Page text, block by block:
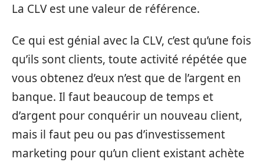
La CLV est une valeur de référence.
Ce qui est génial avec la CLV, c’est qu’une fois
qu’ils sont clients, toute activité répétée que
vous obtenez d’eux n’est que de l’argent en
banque. Il faut beaucoup de temps et
d’argent pour conquérir un nouveau client,
mais il faut peu ou pas d’investissement
marketing pour qu’un client existant achète